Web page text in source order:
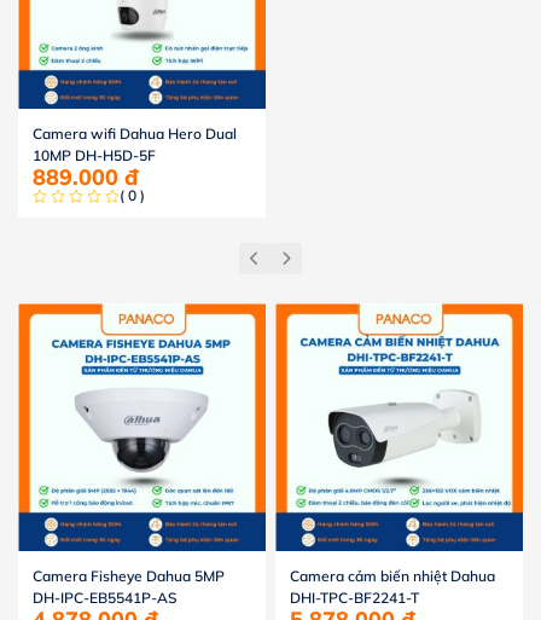
Camera wifi Dahua Hero Dual
10MP DH-H5D-5F
889.000 đ
( 0 )
Camera Fisheye Dahua 5MP
DH-IPC-EB5541P-AS
Camera cảm biến nhiệt Dahua
DHI-TPC-BF2241-T